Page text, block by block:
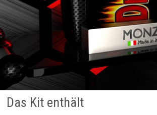
Das Kit enthält